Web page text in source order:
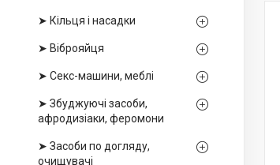
➤ Кільця і насадки
➤ Віброяйця
➤ Секс-машини, меблі
➤ Збуджуючі засоби,
афродизіаки, феромони
➤ Засоби по догляду,
очищувачі